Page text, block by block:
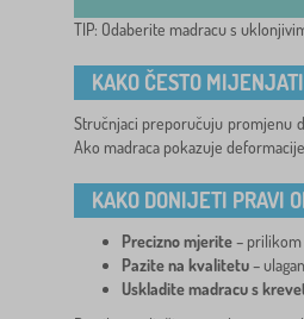
TIP: Odaberite madracu s
KAKO ČESTO
Stručnjaci preporučuju promjenu
Ako madraca pokazuje
KAKO DONIJETI PRAVI
Precizno mjerite– prilikom
Pazite na kvalitetu–
Uskladite madracu s